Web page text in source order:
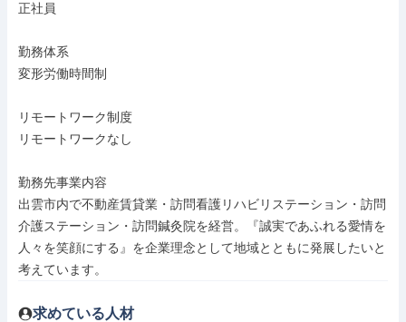
正社員
勤務体系
変形労働時間制
リモートワーク制度
リモートワークなし
勤務先事業内容
出雲市内で不動産賃貸業・訪問看護リハビリステーション・訪問
介護ステーション・訪問鍼灸院を経営。『誠実であふれる愛情を
人々を笑顔にする』を企業理念として地域とともに発展したいと
考えています。
求めている人材